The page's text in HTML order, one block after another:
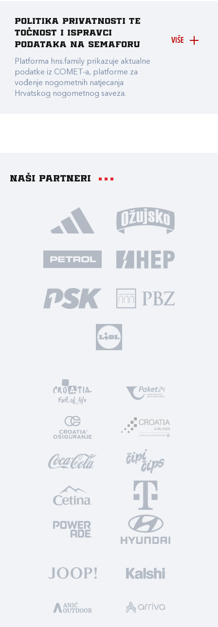
VIŠE
Politika privatnosti te
točnost i ispravci
podataka na Semaforu
Platforma hns.family prikazuje aktualne
podatke iz COMET-a, platforme za
vođenje nogometnih natjecanja
Hrvatskog nogometnog saveza.
Naši partneri